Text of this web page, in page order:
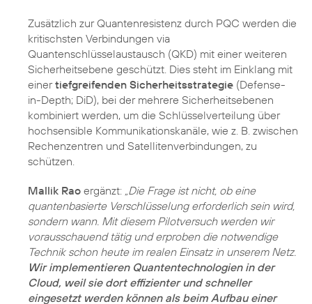
Zusätzlich zur Quantenresistenz durch PQC werden die
kritischsten Verbindungen via
Quantenschlüsselaustausch (QKD) mit einer weiteren
Sicherheitsebene geschützt. Dies steht im Einklang mit
einertiefgreifenden Sicherheitsstrategie (Defense-
in-Depth; DiD), bei der mehrere Sicherheitsebenen
kombiniert werden, um die Schlüsselverteilung über
hochsensible Kommunikationskanäle, wie z. B. zwischen
Rechenzentren und Satellitenverbindungen, zu
schützen.
Mallik Rao ergänzt: „Die Frage ist nicht, ob eine
quantenbasierte Verschlüsselung erforderlich sein wird,
sondern wann. Mit diesem Pilotversuch werden wir
vorausschauend tätig und erproben die notwendige
Technik schon heute im realen Einsatz in unserem Netz.
Wir implementieren Quantentechnologien in der
Cloud, weil sie dort effizienter und schneller
eingesetzt werden können als beim Aufbau einer